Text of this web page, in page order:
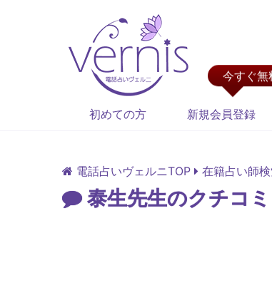
今すぐ無
初めての方 新規会員登録
電話占いヴェルニTOP 在籍占い師
泰生先生のクチコミ